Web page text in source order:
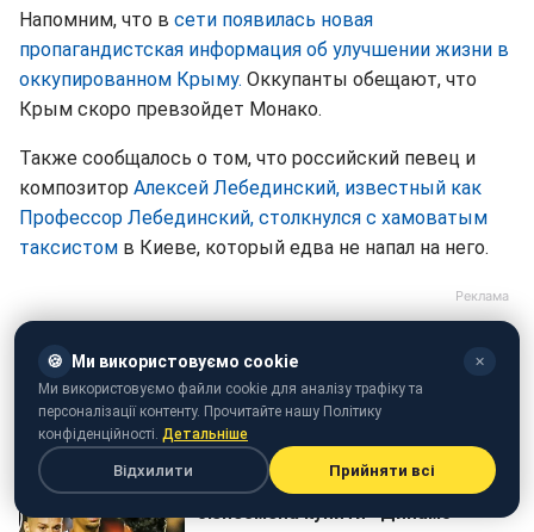
Напомним, что в сети появилась новая
пропагандистская информация об улучшении жизни в
оккупированном Крыму. Оккупанты обещают, что
Крым скоро превзойдет Монако.
Также сообщалось о том, что российский певец и
композитор Алексей Лебединский, известный как
Профессор Лебединский, столкнулся с хамоватым
таксистом в Киеве, который едва не напал на него.
🍪 Ми використовуємо cookie ✕
Ми використовуємо файли cookie для аналізу трафіку та
персоналізації контенту. Прочитайте нашу Політику
конфіденційності. Детальніше
Відхилити Прийняти всі